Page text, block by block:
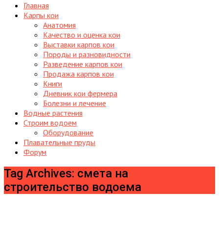
Главная
Карпы кои
Анатомия
Качество и оценка кои
Выставки карпов кои
Породы и разновидности
Разведение карпов кои
Продажа карпов кои
Книги
Дневник кои фермера
Болезни и лечение
Водные растения
Строим водоем
Оборудование
Плавательные пруды
Форум
Tag Archives: смета на
строительство водоема